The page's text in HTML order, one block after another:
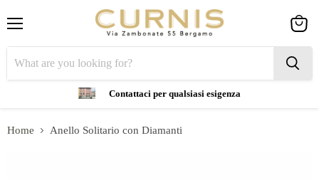
Contattaci per qualsiasi esigenza
cart
Home Anello Solitario con Diamanti